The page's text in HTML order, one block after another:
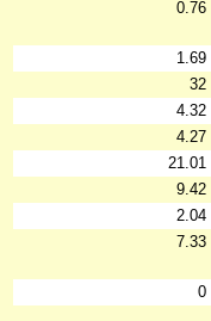
0.76
1.69
32
4.32
4.27
21.01
9.42
2.04
7.33
0